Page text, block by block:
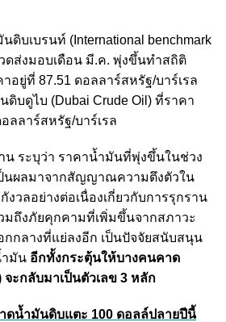
บเบรนท์ (International benchmark
วดส่งมอบเดือน มี.ค. พุ่งขึ้นทำสถิติ
อยู่ที่ 87.51 ดอลลาร์สหรัฐ/บาร์เรล
ดิบดูไบ (Dubai Crude Oil) ที่ราคา
ลลาร์สหรัฐ/บาร์เรล
น ระบุว่า ราคาน้ำมันที่พุ่งขึ้นในช่วง
นผลมาจากสัญญาณความตึงตัวใน
วลอย่างต่อเนื่องเกี่ยวกับการรุกราน
มถึงภัยคุกคามที่เพิ่มขึ้นจากสภาวะ
กลางที่แย่ลงอีก เป็นปัจจัยสนับสนุน
ำมัน อีกทั้งกระตุ้นให้บางคนคาด
ะกลับมาเป็นตัวเลข 3 หลัก
ดน้ำมันดิบแตะ 100 ดอลล์ปลายปีนี้